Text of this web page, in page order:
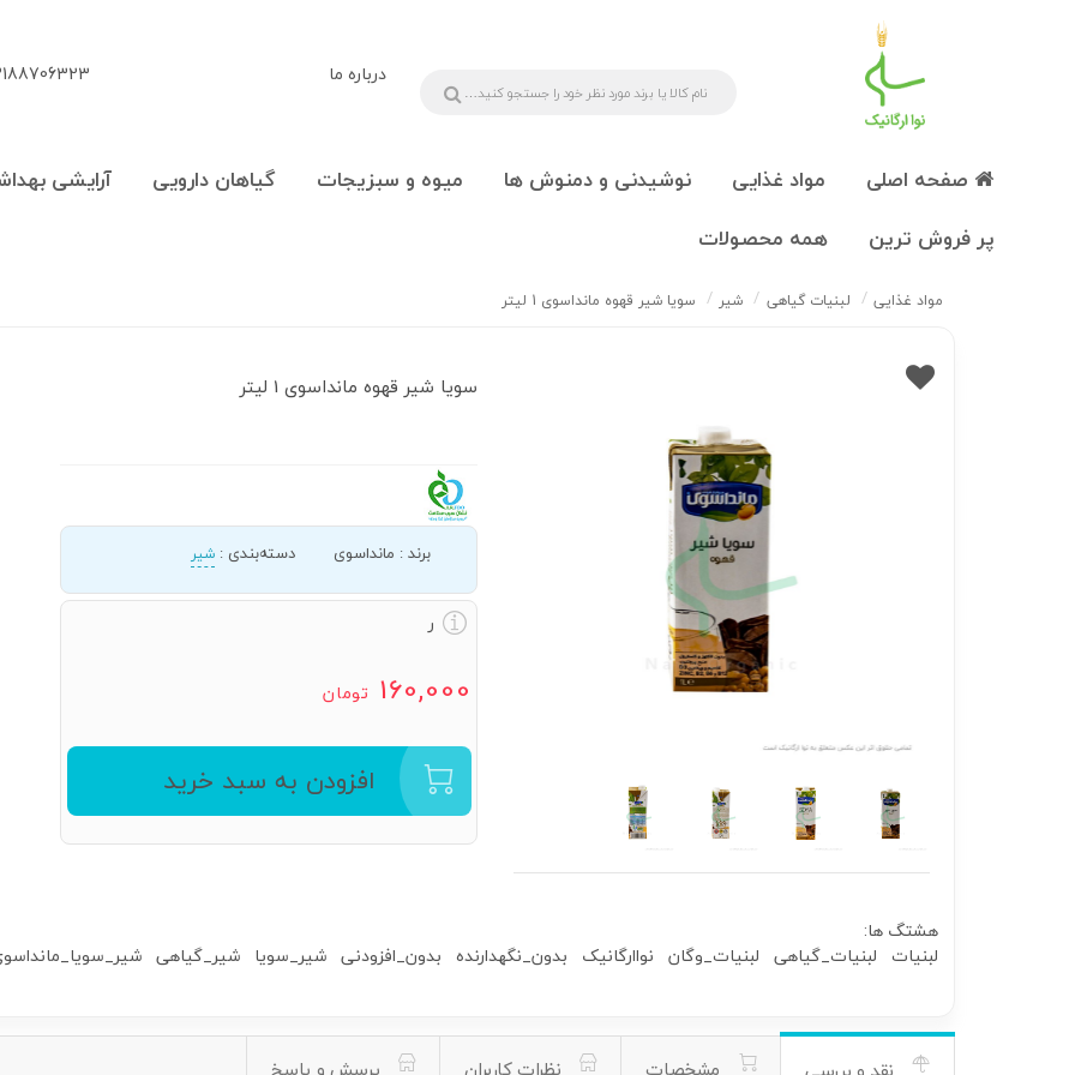
درباره ما - 09108777225
صفحه اصلی مواد غذایی نوشیدنی و دمنوش ها میوه و سبزیجات گیاهان دارویی
آرایشی
پر فروش ترین
همه محصولات
مواد غذایی لبنیات گیاهی شیر سویا شیر قهوه مانداسوی 1 لیتر
سویا شیر قهوه مانداسوی 1 لیتر
برند: مانداسوی دسته‌بندی :شیر
ر
160,000 تومان
افزودن به سبد خرید
هشتگ ها:
لبنیات لبنیات_گیاهی لبنیات_وگان نواارگانیک بدون_نگهدارنده بدون_افزودنی شیر_سویا شیر_گیاهی
مشخصات نظرات کاربران پرسش و پاسخ